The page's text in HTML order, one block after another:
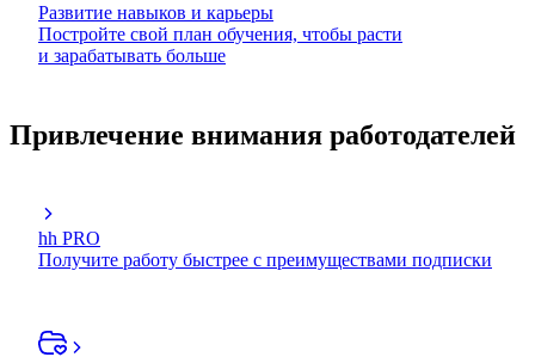
Развитие навыков и карьеры
Постройте свой план обучения, чтобы расти
и зарабатывать больше
Привлечение внимания работодателей
hh PRO
Получите работу быстрее с преимуществами подписки